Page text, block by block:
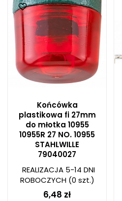
Końcówka
plastikowa fi 27mm
do młotka 10955
10955R 27 NO. 10955
STAHLWILLE
79040027
REALIZACJA 5-14 DNI
ROBOCZYCH(0 szt.)
6,48 zł